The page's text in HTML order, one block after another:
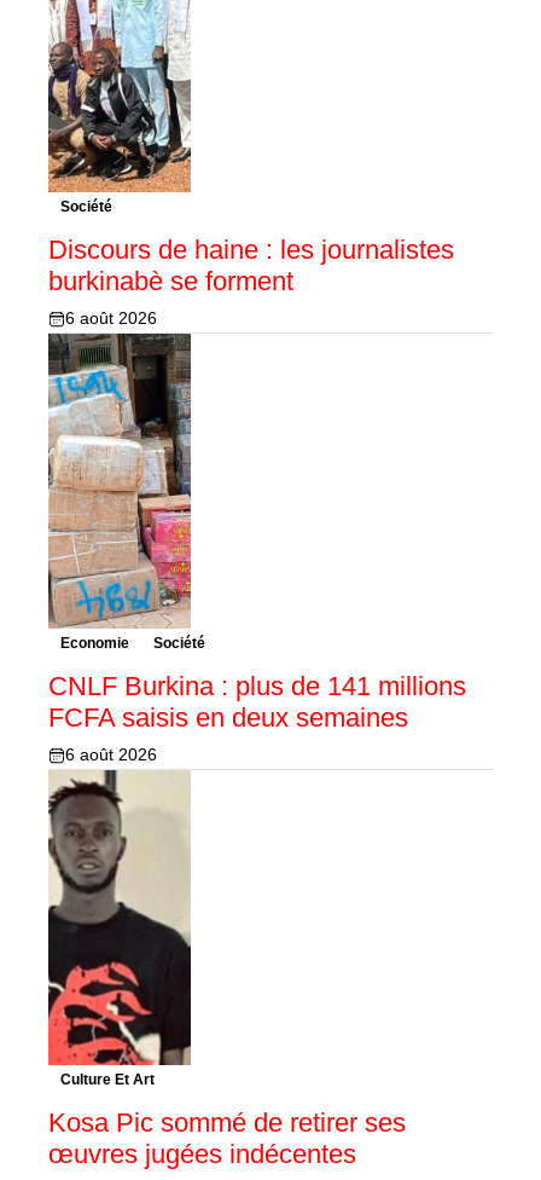
Société
Discours de haine : les journalistes
burkinabè se forment
6 août 2026
Economie Société
CNLF Burkina : plus de 141 millions
FCFA saisis en deux semaines
6 août 2026
Culture Et Art
Kosa Pic sommé de retirer ses
œuvres jugées indécentes